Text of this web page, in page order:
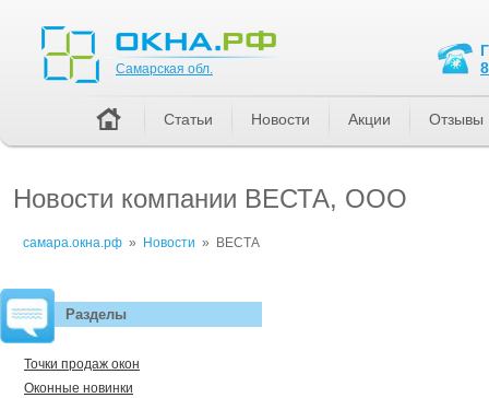
Новости компании ВЕСТА, ООО
самара.окна.рф » Новости » ВЕСТА
Разделы
Точки продаж окон
Оконные новинки
Самарская обл.
Статьи Новости Акции Отзывы